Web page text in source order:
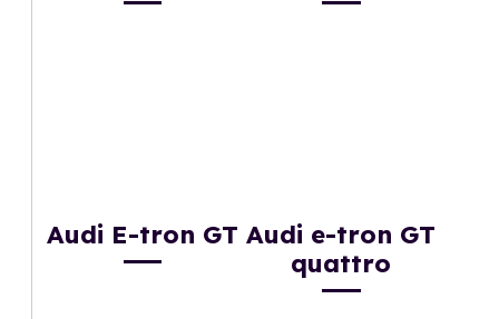
Audi E-tron GT Audi e-tron GT
quattro